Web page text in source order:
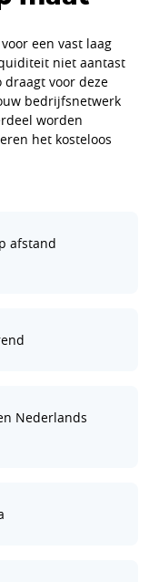
een vast laag
niet aantast
voor deze
bedrijfsnetwerk
worden
het kosteloos
afstand
Nederlands